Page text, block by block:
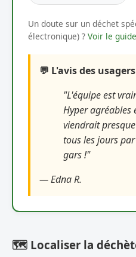
Un doute sur un déchet
électronique) ? Voir le
💬 L'avis des usagers
"L'équipe est
Hyper agréables
viendrait
tous les jours
gars !"
— Edna R.
🗺️ Localiser la